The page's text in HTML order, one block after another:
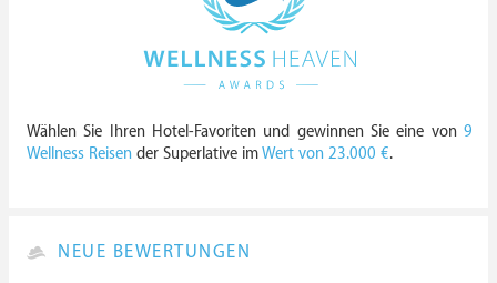
Wählen Sie Ihren Hotel-Favoriten und gewinnen Sie eine von 9
Wellness Reisen der Superlative imWert von 23.000 €.
NEUE BEWERTUNGEN